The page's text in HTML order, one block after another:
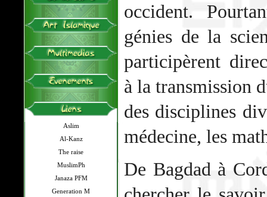
Aslim
Al-Kanz
The raise
MuslimPh
Janaza PFM
Generation M
occident.
génies de la
participèrent
à la transmission
des disciplines
médecine, les
De Bagdad à